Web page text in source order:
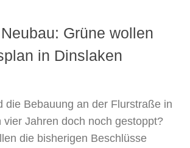
Grüne wollen
in Dinslaken
die Bebauung an der Flurstraße in
vier Jahren doch noch gestoppt?
die bisherigen Beschlüsse